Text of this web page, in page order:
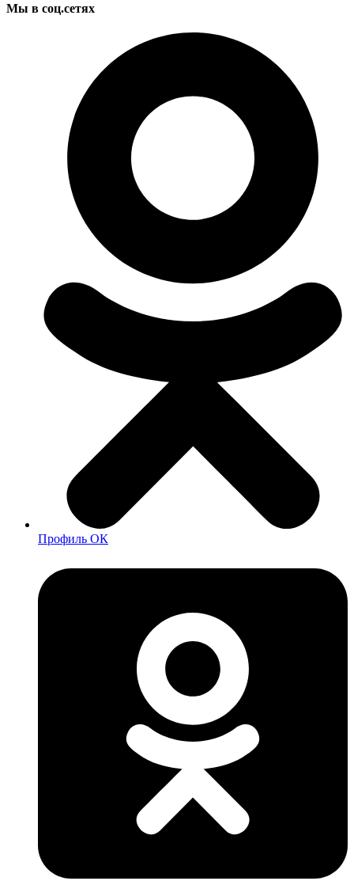
Мы в соц.сетях
Профиль ОК